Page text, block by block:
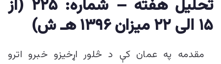
تحلیل هفته – شماره: ۲۲۵ (از
۱۵ الی ۲۲ میزان ۱۳۹۶ هـ ش)
مقدمه په عمان کې د څلور اړخیزو خبرو اترو